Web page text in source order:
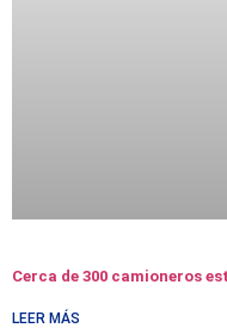
Cerca de 300 camioneros
LEER MÁS